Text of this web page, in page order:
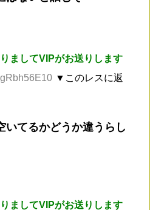
ましてVIPがお送りします
▼このレスに返
いてるかどうか違うらし
ましてVIPがお送りします